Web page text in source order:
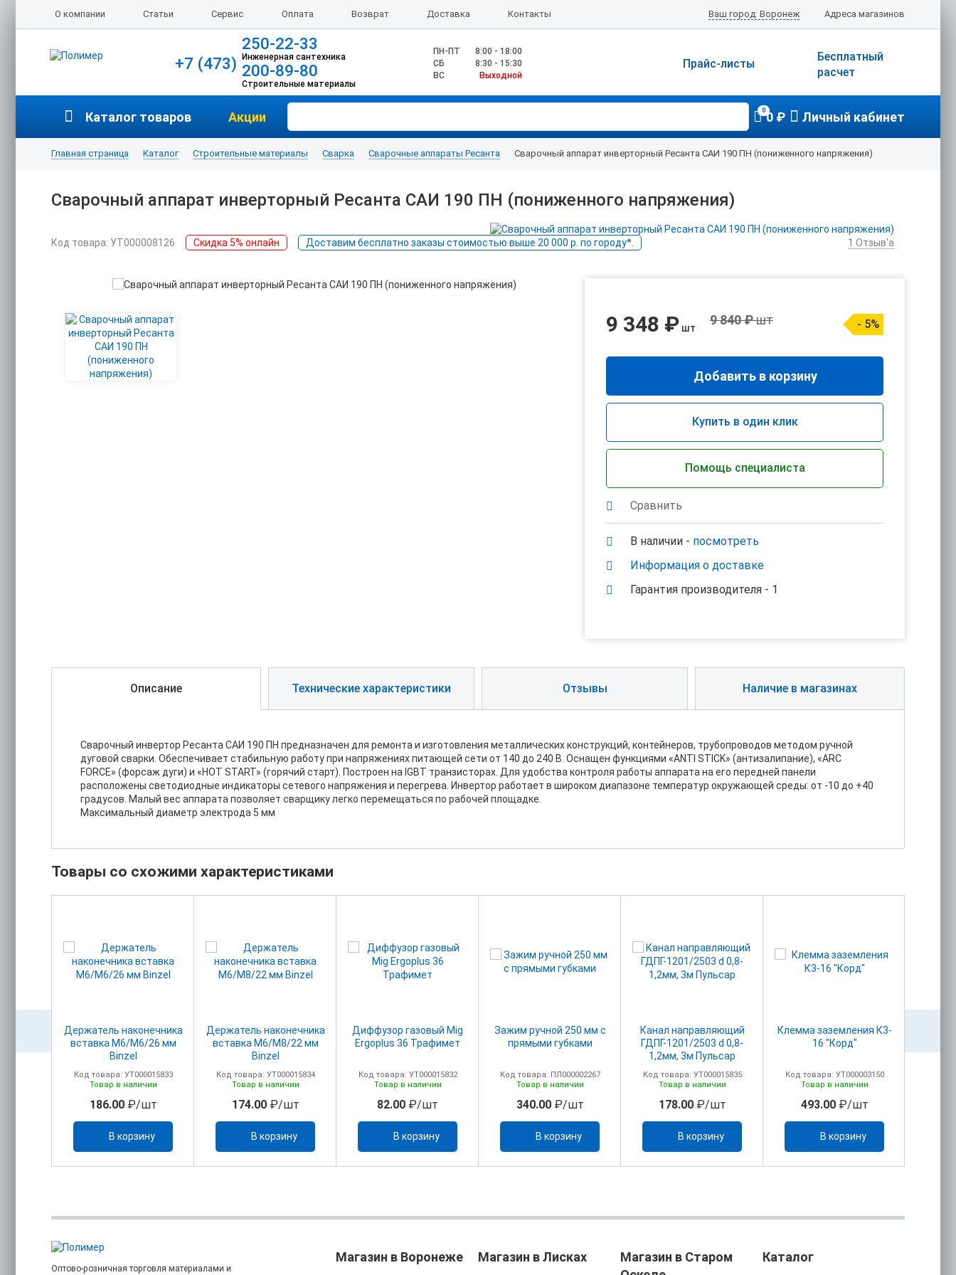
О компании Статьи Сервис Оплата Возврат Доставка Контакты Адреса магазинов
Ваш город: Воронеж
+7 (473)
250-22-33
Инженерная сантехника
200-89-80
Строительные материалы
ПН-ПТ
8:00 - 18:00
CБ
8:30 - 15:30
ВС
Выходной
Бесплатный
расчет
Прайс-листы
Каталог товаров Акции 00 ₽ Личный кабинет
Главная страница Каталог Строительные материалы Сварка Сварочные аппараты Ресанта Сварочный аппарат инверторный Ресанта САИ 190 ПН (пониженного напряжения)
Сварочный аппарат инверторный Ресанта САИ 190 ПН (пониженного напряжения)
Код товара: УТ000008126 Скидка 5% онлайн Доставим бесплатно заказы стоимостью выше 20 000 р. по городу*. 1 Отзыв'а
9 348 ₽ шт
9 840 ₽шт - 5%
Добавить в корзину
Купить в один клик
Помощь специалиста
Сравнить
В наличии - посмотреть
Информация о доставке
Гарантия производителя - 1
Описание Технические характеристики Отзывы Наличие в магазинах
Сварочный инвертор Ресанта САИ 190 ПН предназначен для ремонта и изготовления металлических конструкций, контейнеров, трубопроводов методом ручной
дуговой сварки. Обеспечивает стабильную работу при напряжениях питающей сети от 140 до 240 В. Оснащен функциями «ANTI STICK» (антизалипание), «ARC
FORCE» (форсаж дуги) и «HOT START» (горячий старт). Построен на IGBT транзисторах. Для удобства контроля работы аппарата на его передней панели
расположены светодиодные индикаторы сетевого напряжения и перегрева. Инвертор работает в широком диапазоне температур окружающей среды: от -10 до +40
градусов. Малый вес аппарата позволяет сварщику легко перемещаться по рабочей площадке.
Максимальный диаметр электрода 5 мм
Товары со схожими характеристиками
Держатель наконечника
вставка М6/М6/26 мм
Binzel
Код товара: УТ000015833
Товар в наличии
186.00₽/шт
В корзину
Держатель наконечника
вставка М6/М8/22 мм
Binzel
Код товара: УТ000015834
Товар в наличии
174.00₽/шт
В корзину
Диффузор газовый Mig
Ergoplus 36 Трафимет
Код товара: УТ000015832
Товар в наличии
82.00 ₽/шт
В корзину
Зажим ручной 250 мм с
прямыми губками
Код товара: ПЛ000002267
Товар в наличии
340.00₽/шт
В корзину
Канал направляющий
ГДПГ-1201/2503 d 0,8-
1,2мм, 3м Пульсар
Код товара: УТ000015835
Товар в наличии
178.00₽/шт
В корзину
Клемма заземления К3-
16 "Корд"
Код товара: УТ000003150
Товар в наличии
493.00₽/шт
В корзину
Оптово-розничная торговля материалами и
Магазин в Воронеже Магазин в Лисках
Магазин в Старом
Каталог